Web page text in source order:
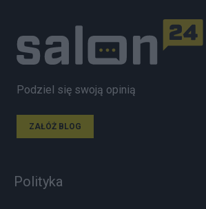
Podziel się swoją opinią
ZAŁÓŻ BLOG
Polityka